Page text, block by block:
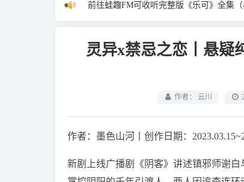
前往蛙趣FM可收听完整版《乐可》全集
灵异x禁忌之恋丨悬疑
作者： 云川
作者：墨色山河丨创作日期：
新剧上线广播剧《阴客》讲述镇邪师谢